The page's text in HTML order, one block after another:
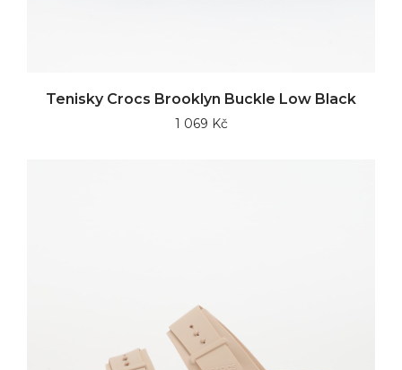
Tenisky Crocs Brooklyn Buckle Low Black
1 069 Kč